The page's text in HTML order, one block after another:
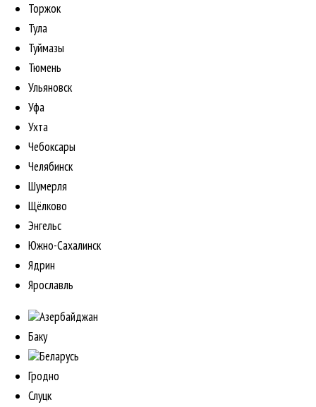
Торжок
Тула
Туймазы
Тюмень
Ульяновск
Уфа
Ухта
Чебоксары
Челябинск
Шумерля
Щёлково
Энгельс
Южно-Сахалинск
Ядрин
Ярославль
Азербайджан
Баку
Беларусь
Гродно
Слуцк